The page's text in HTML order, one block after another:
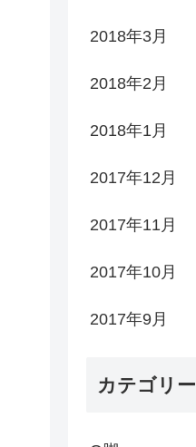
2018年3月
2018年2月
2018年1月
2017年12月
2017年11月
2017年10月
2017年9月
カテゴリー